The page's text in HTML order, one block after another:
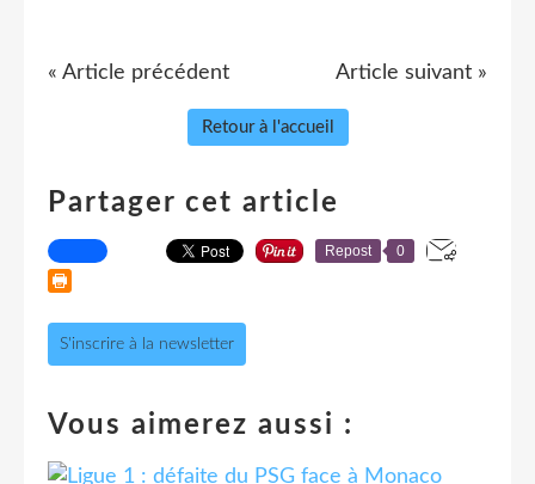
« Article précédent Article suivant »
Retour à l'accueil
Partager cet article
Repost 0
S'inscrire à la newsletter
Vous aimerez aussi :